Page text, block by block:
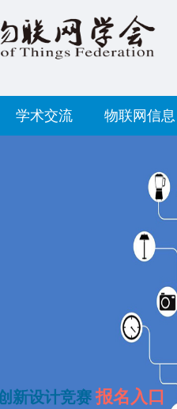
学术交流 物联网信息
新设计竞赛报名入口